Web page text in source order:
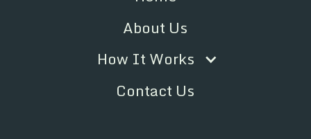
About Us
How It Works
Contact Us